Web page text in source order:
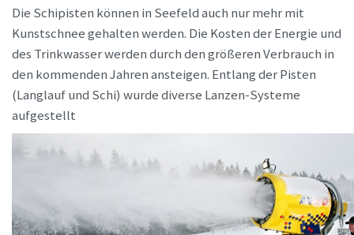
Die Schipisten können in Seefeld auch nur mehr mit
Kunstschnee gehalten werden. Die Kosten der Energie und
des Trinkwasser werden durch den größeren Verbrauch in
den kommenden Jahren ansteigen. Entlang der Pisten
(Langlauf und Schi) wurde diverse Lanzen-Systeme
aufgestellt